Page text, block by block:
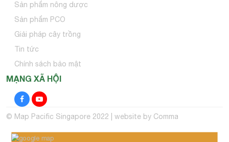
Sản phẩm nông dược
Sản phẩm PCO
Giải pháp cây trồng
Tin tức
Chính sách bảo mật
MẠNG XÃ HỘI
© Map Pacific Singapore 2022 | website by Comma